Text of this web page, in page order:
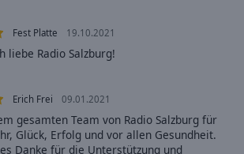
Fest Platte 19.10.2021
liebe Radio Salzburg!
Erich Frei 09.01.2021
gesamten Team von Radio Salzburg für
Glück, Erfolg und vor allen Gesundheit.
Danke für die Unterstützung und